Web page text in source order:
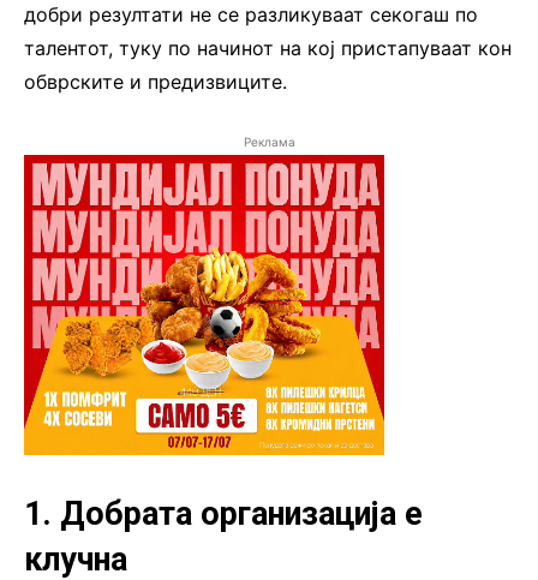
добри резултати не се разликуваат секогаш по
талентот, туку по начинот на кој пристапуваат кон
обврските и предизвиците.
Реклама
1. Добрата организација е
клучна